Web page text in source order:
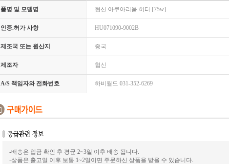
품명 및 모델명 협신 아쿠아리움 히터 [75w]
인증.허가 사항 HU071090-9002B
제조국 또는 원산지 중국
제조자 협신
A/S 책임자와 전화번호 하비월드 031-352-6269
-배송은 입금 확인 후 평균 2~3일 이후 배송 됩니다.
-상품은 출고일 이후 보통 1~2일이면 주문하신 상품을 받을 수 있습니다.